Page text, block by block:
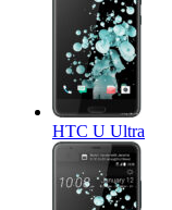
HTC U Ultra